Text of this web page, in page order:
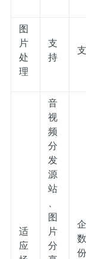
图
片
处
理
支
持
适
应
音
视
频
分
发
源
站
、
图
片
分